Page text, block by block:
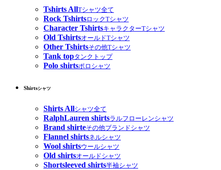
Tshirts AllTシャツ全て
Rock TshirtsロックTシャツ
Character TshirtsキャラクターTシャツ
Old TshirtsオールドTシャツ
Other Tshirtsその他Tシャツ
Tank topタンクトップ
Polo shirtsポロシャツ
Shirtsシャツ
Shirts Allシャツ全て
RalphLauren shirtsラルフローレンシャツ
Brand shirteその他ブランドシャツ
Flannel shirtsネルシャツ
Wool shirtsウールシャツ
Old shirtsオールドシャツ
Shortsleeved shirts半袖シャツ